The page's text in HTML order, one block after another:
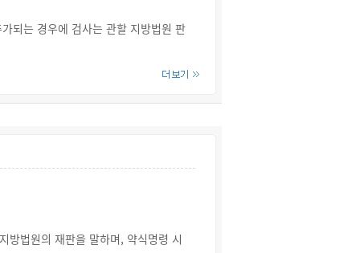
우에는 피해자가 고소를 취하하면 가
되는 경우에 검사는 관할 지방법원 판
력 성행, 피해자와의 관계, 범죄 전력,
법원의 재판을 말하며, 약식명령 시